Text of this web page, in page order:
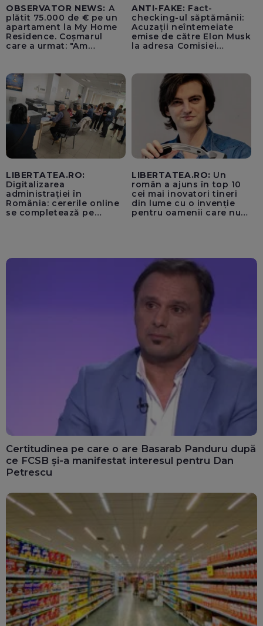
OBSERVATOR NEWS: A
plătit 75.000 de € pe un
apartament la My Home
Residence. Coșmarul
care a urmat: "Am
ANTI-FAKE: Fact-
checking-ul săptămânii:
Acuzații neîntemeiate
emise de către Elon Musk
la adresa Comisiei
pentru instaurarea
„cenzurii” pe platforma X
LIBERTATEA.RO:
Digitalizarea
administrației în
România: cererile online
se completează pe
LIBERTATEA.RO: Un
român a ajuns în top 10
cei mai inovatori tineri
din lume cu o invenție
pentru oamenii care nu
Certitudinea pe care o are Basarab Panduru după
ce FCSB și-a manifestat interesul pentru Dan
Petrescu